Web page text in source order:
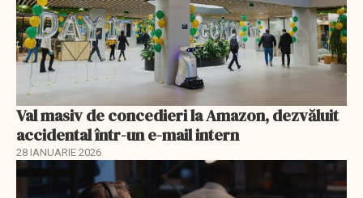
Val masiv de concedieri la Amazon, dezvăluit
accidental într-un e-mail intern
28 IANUARIE 2026